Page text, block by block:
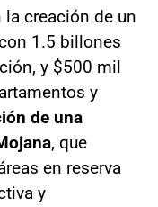
la creación de un
1.5 billones
y $500 mil
y
de una
, que
en reserva
y